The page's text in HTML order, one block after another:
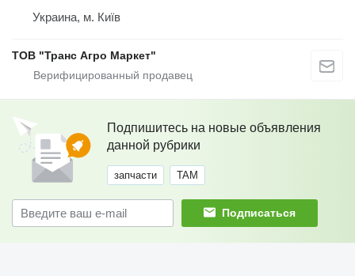
Украина, м. Київ
ТОВ "Транс Агро Маркет"
Подпишитесь на новые объявления
данной рубрики
запчасти TAM
Подписаться